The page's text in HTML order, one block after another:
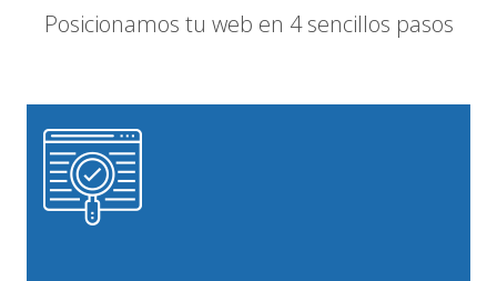
Posicionamos tu web en 4 sencillos pasos